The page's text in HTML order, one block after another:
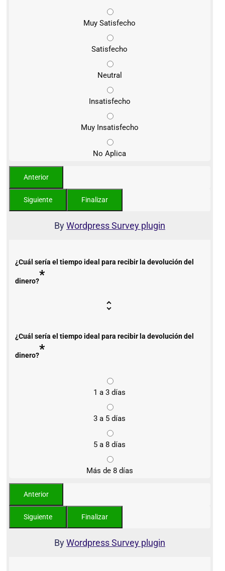
Muy Satisfecho
Satisfecho
Neutral
Insatisfecho
Muy Insatisfecho
No Aplica
ByWordpress Survey plugin
¿Cuál sería el tiempo ideal para recibir la devolución del
dinero?*
¿Cuál sería el tiempo ideal para recibir la devolución del
dinero?*
1 a 3 días
3 a 5 días
5 a 8 días
Más de 8 días
ByWordpress Survey plugin